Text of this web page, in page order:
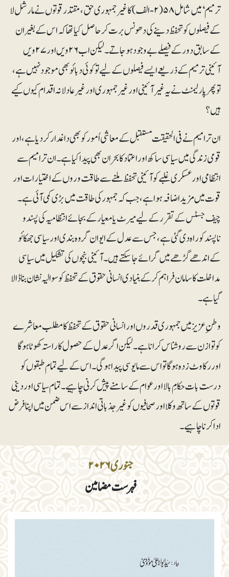
جنوری ۲۰۲۶
فہرست مضامین
ترمیم‘ میں شامل ۵۸(۲-الف) کا غیرجمہوری حق، مقتدر قوتوں نے مارشل لا
کے فیصلوں کو تحفظ دینے کی دھونس برت کر حاصل کیا تھا کہ اس کے بغیر ان
کے سابق دور کے فیصلے بے وجود ہوجاتے۔ لیکن اب ۲۶ویں اور ۲۷ویں
آئینی ترمیم کے ذریعے ایسے فیصلوں کے لیے تو کوئی دبائو بھی موجود نہیں ہے،
تو پھر پارلیمنٹ نے یہ غیرآئینی اور غیر جمہوری اور غیر عادلانہ اقدام کیوں کیے
ہیں؟
ان ترامیم نے فی الحقیقت مستقبل کے معاشی اُمور کو بھی داغدار کر دیا ہے، اور
قومی زندگی میں سیاسی ساکھ اور اعتماد کا بحران بھی پیدا کیا ہے۔ ان ترامیم سے
انتظامی اور عسکری غلبے کو آئینی تحفظ ملنے سے طاقت وروں کے اختیارات اور
قوت میں مزید اضافہ ہواہے، جب کہ جمہور کی طاقت میں بڑی کمی آئی ہے۔
چیف جسٹس کے تقرر کے لیے میرٹ یا معیار کے بجائے انتظامیہ کی پسند و
ناپسند کو راہ دی گئی ہے، جس سے عدل کے ایوان گروہ بندی اور سیاسی جھکائو
کے اندھے گڑھے میں گرائے جاسکتے ہیں۔ آئینی بنچوں کی تشکیل میں سیاسی
مداخلت کا سامان فراہم کرکے بنیادی انسانی حقوق کے تحفظ کو سوالیہ نشان بنا ڈالا
گیا ہے۔
وطنِ عزیز میں جمہوری قدروں اور انسانی حقوق کے تحفظ کا مطلب معاشرے
کو توازن سے روشناس کرانا ہے۔ لیکن اگر عدل کے حصول کا راستہ کھوٹا ہوگا
اور رکاوٹ زدہ ہوگا تواس سے مایوسی پیدا ہوگی۔ اس کے لیے تمام طبقوں کو
درست بات حکامِ بالا اور عوام کے سامنے پیش کرنی چاہیے۔تمام سیاسی اور دینی
قوتوں کے ساتھ وکلا اور صحافیوں کو غیرجذباتی انداز سے اس ضمن میں اپنا فرض
ادا کرنا چاہیے۔